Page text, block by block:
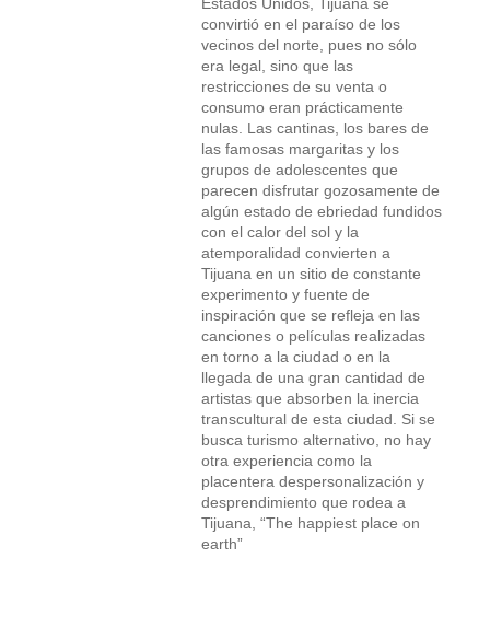
Estados Unidos, Tijuana se
convirtió en el paraíso de los
vecinos del norte, pues no sólo
era legal, sino que las
restricciones de su venta o
consumo eran prácticamente
nulas. Las cantinas, los bares de
las famosas margaritas y los
grupos de adolescentes que
parecen disfrutar gozosamente de
algún estado de ebriedad fundidos
con el calor del sol y la
atemporalidad convierten a
Tijuana en un sitio de constante
experimento y fuente de
inspiración que se refleja en las
canciones o películas realizadas
en torno a la ciudad o en la
llegada de una gran cantidad de
artistas que absorben la inercia
transcultural de esta ciudad. Si se
busca turismo alternativo, no hay
otra experiencia como la
placentera despersonalización y
desprendimiento que rodea a
Tijuana, “The happiest place on
earth”